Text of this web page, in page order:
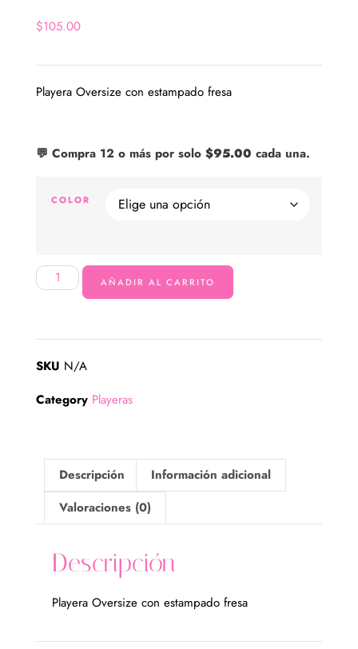
$105.00
Playera Oversize con estampado fresa
💬 Compra 12 o más por solo $95.00 cada una.
COLOR
AÑADIR AL CARRITO
SKU N/A
Category Playeras
Descripción
Información adicional
Valoraciones (0)
Descripción
Playera Oversize con estampado fresa